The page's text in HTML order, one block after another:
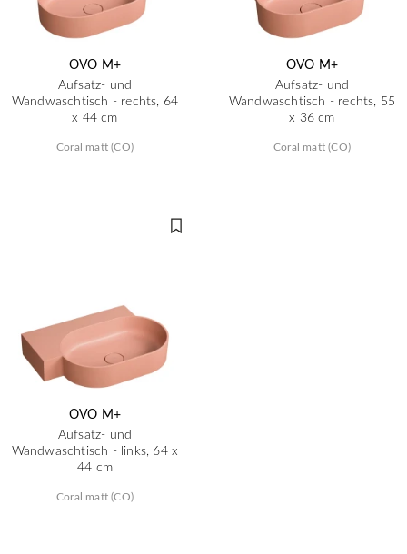
OVO M+
Aufsatz- und
Wandwaschtisch - rechts, 64
x 44 cm
Coral matt (CO)
OVO M+
Aufsatz- und
Wandwaschtisch - rechts, 55
x 36 cm
Coral matt (CO)
OVO M+
Aufsatz- und
Wandwaschtisch - links, 64 x
44 cm
Coral matt (CO)